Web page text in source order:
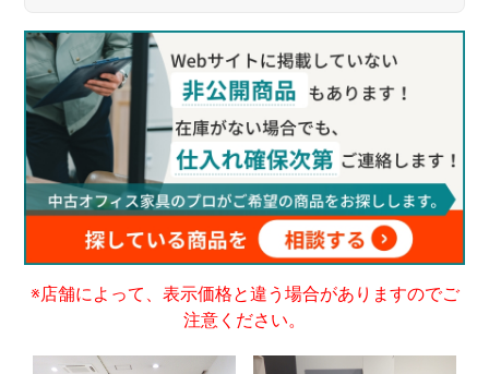
※店舗によって、表示価格と違う場合がありますのでご
注意ください。